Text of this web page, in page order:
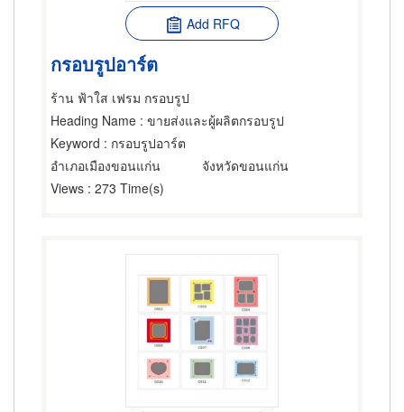
Add RFQ
กรอบรูปอาร์ต
ร้าน ฟ้าใส เฟรม กรอบรูป
Heading Name : ขายส่งและผู้ผลิตกรอบรูป
Keyword : กรอบรูปอาร์ต
อำเภอเมืองขอนแก่น
จังหวัดขอนแก่น
Views : 273 Time(s)